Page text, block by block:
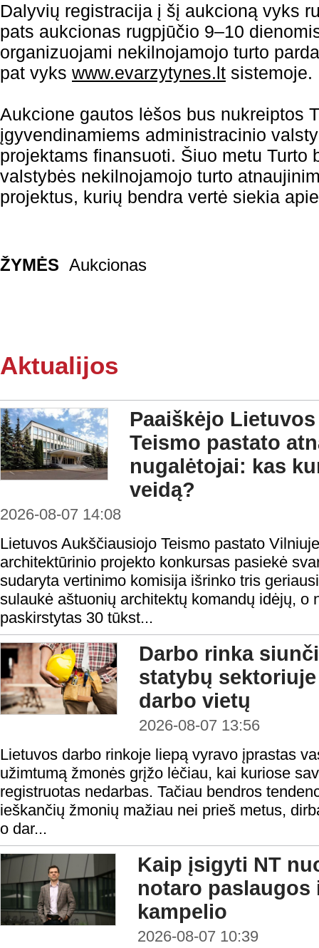
Dalyvių registracija į šį aukcioną vyks
pats aukcionas rugpjūčio 9–10
organizuojami nekilnojamojo turto
pat vyks www.evarzytynes.lt sistemoje.
Aukcione gautos lėšos bus nukreiptos
įgyvendinamiems administracinio
projektams finansuoti. Šiuo metu Turto
valstybės nekilnojamojo turto
projektus, kurių bendra vertė siekia
ŽYMĖS Aukcionas
Aktualijos
Paaiškėjo
Teismo pastato
nugalėtojai: kas
veidą?
2026-08-07 14:08
Lietuvos Aukščiausiojo Teismo pastato
architektūrinio projekto konkursas pasiekė
sudaryta vertinimo komisija išrinko tris
sulaukė aštuonių architektų komandų idėjų, o
paskirstytas 30 tūkst...
Darbo rinka
statybų
darbo vietų
2026-08-07 13:56
Lietuvos darbo rinkoje liepą vyravo įprastas
užimtumą žmonės grįžo lėčiau, kai kuriose
registruotas nedarbas. Tačiau bendros
ieškančių žmonių mažiau nei prieš metus,
o dar...
Kaip įsigyti NT
notaro
kampelio
2026-08-07 10:39